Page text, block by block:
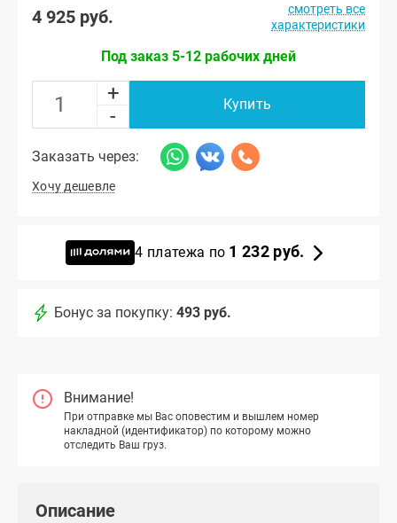
4 925 руб.
смотреть все
характеристики
Под заказ 5-12 рабочих дней
+
-
Купить
Заказать через:
Хочу дешевле
4 платежа по 1 232 руб.
Бонус за покупку: 493 руб.
Внимание!
При отправке мы Вас оповестим и вышлем номер
накладной (идентификатор) по которому можно
отследить Ваш груз.
Описание